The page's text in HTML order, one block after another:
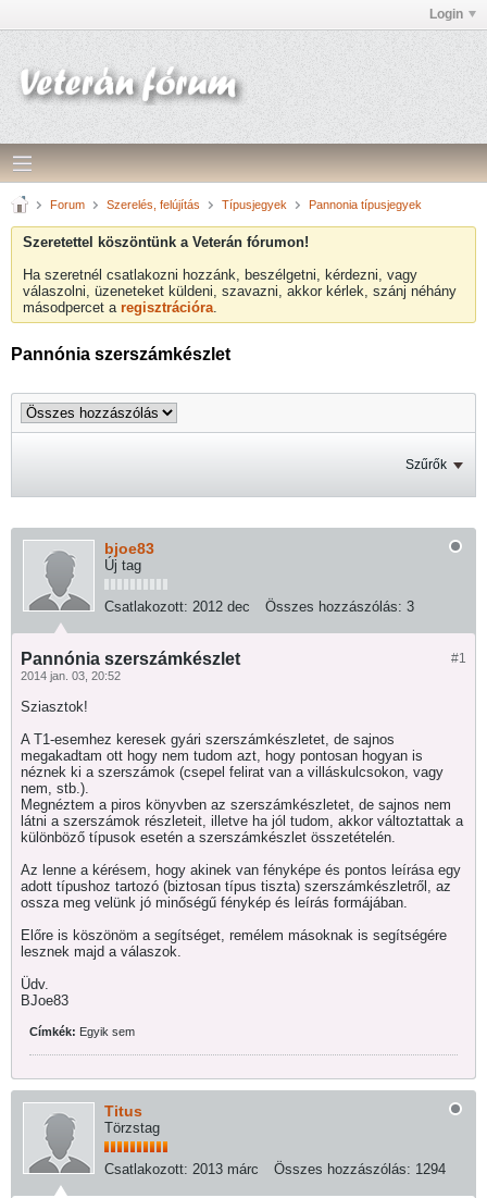
Login
Forum Szerelés, felújítás Típusjegyek Pannonia típusjegyek
Szeretettel köszöntünk a Veterán fórumon!
Ha szeretnél csatlakozni hozzánk, beszélgetni, kérdezni, vagy
válaszolni, üzeneteket küldeni, szavazni, akkor kérlek, szánj néhány
másodpercet a regisztrációra.
Pannónia szerszámkészlet
Szűrők
bjoe83
Új tag
Csatlakozott: 2012 dec Összes hozzászólás: 3
#1
Pannónia szerszámkészlet
2014 jan. 03, 20:52
Sziasztok!
A T1-esemhez keresek gyári szerszámkészletet, de sajnos
megakadtam ott hogy nem tudom azt, hogy pontosan hogyan is
néznek ki a szerszámok (csepel felirat van a villáskulcsokon, vagy
nem, stb.).
Megnéztem a piros könyvben az szerszámkészletet, de sajnos nem
látni a szerszámok részleteit, illetve ha jól tudom, akkor változtattak a
különböző típusok esetén a szerszámkészlet összetételén.
Az lenne a kérésem, hogy akinek van fényképe és pontos leírása egy
adott típushoz tartozó (biztosan típus tiszta) szerszámkészletről, az
ossza meg velünk jó minőségű fénykép és leírás formájában.
Előre is köszönöm a segítséget, remélem másoknak is segítségére
lesznek majd a válaszok.
Üdv.
BJoe83
Címkék: Egyik sem
Titus
Törzstag
Csatlakozott: 2013 márc Összes hozzászólás: 1294